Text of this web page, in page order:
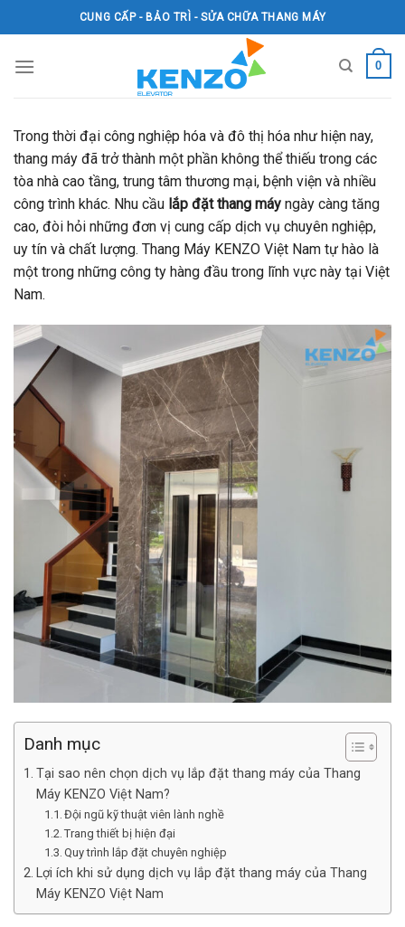
to
CUNG CẤP - BẢO TRÌ - SỬA CHỮA THANG MÁY
0
Trong thời đại công nghiệp hóa và đô thị hóa như hiện nay,
thang máy đã trở thành một phần không thể thiếu trong các
tòa nhà cao tầng, trung tâm thương mại, bệnh viện và nhiều
công trình khác. Nhu cầu lắp đặt thang máy ngày càng tăng
cao, đòi hỏi những đơn vị cung cấp dịch vụ chuyên nghiệp,
uy tín và chất lượng. Thang Máy KENZO Việt Nam tự hào là
một trong những công ty hàng đầu trong lĩnh vực này tại Việt
Nam.
Danh mục
Tại sao nên chọn dịch vụ lắp đặt thang máy của Thang
Máy KENZO Việt Nam?
Đội ngũ kỹ thuật viên lành nghề
Trang thiết bị hiện đại
Quy trình lắp đặt chuyên nghiệp
Lợi ích khi sử dụng dịch vụ lắp đặt thang máy của Thang
Máy KENZO Việt Nam